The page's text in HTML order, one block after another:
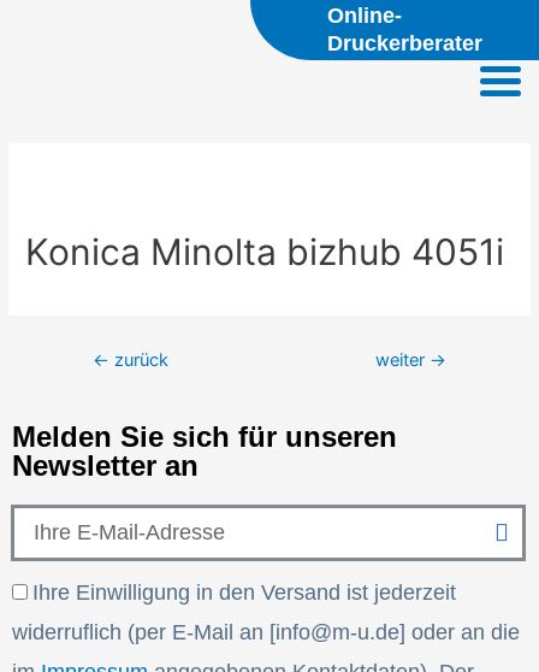
Online-
Druckerberater
Konica Minolta bizhub 4051i
← zurück weiter →
Melden Sie sich für unseren
Newsletter an
EmailIhre Einwilligung in den Versand ist jederzeit
widerruflich (per E-Mail an [info@m-u.de] oder an die